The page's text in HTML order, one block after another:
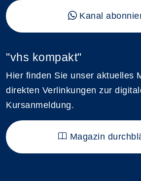
Kanal
"vhs kompakt"
Hier finden Sie unser aktuelles
direkten Verlinkungen zur
Kursanmeldung.
Magazin